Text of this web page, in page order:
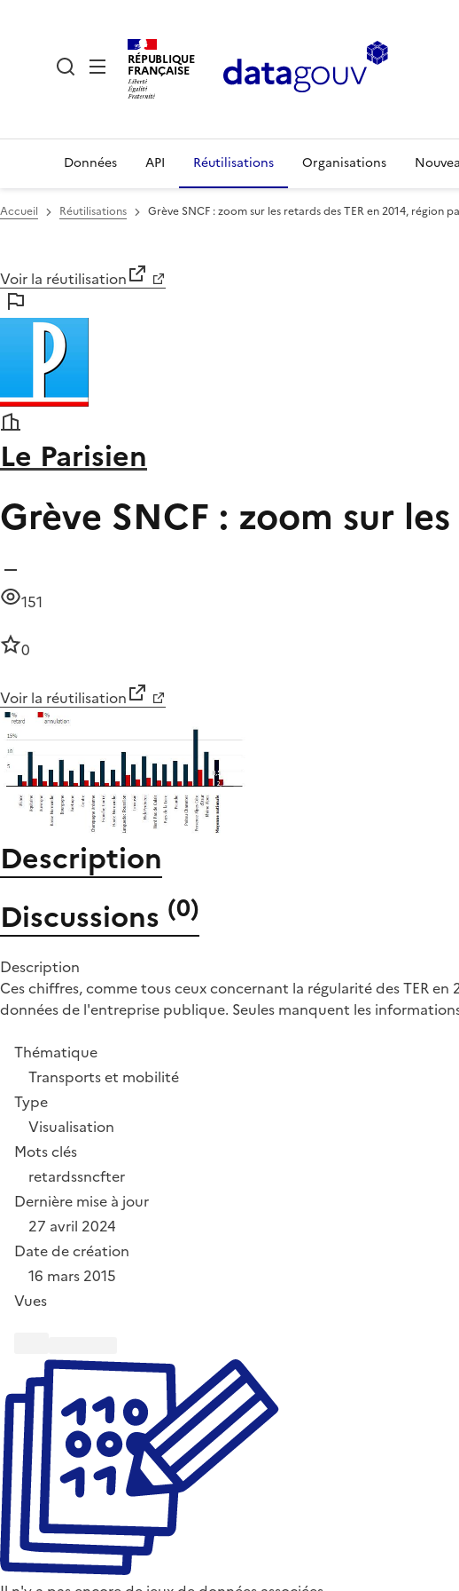
RÉPUBLIQUE
FRANÇAISE
Données API Réutilisations Organisations
Accueil Réutilisations Grève SNCF : zoom sur les retards des TER en 2014, région
Voir la réutilisation
Le Parisien
Grève SNCF : zoom sur
151
0
Voir la réutilisation
Description
Discussions (0)
Description
Ces chiffres, comme tous ceux concernant la régularité des TER
données de l'entreprise publique. Seules manquent les
Thématique
Transports et mobilité
Type
Visualisation
Mots clés
retardssncfter
Dernière mise à jour
27 avril 2024
Date de création
16 mars 2015
Vues